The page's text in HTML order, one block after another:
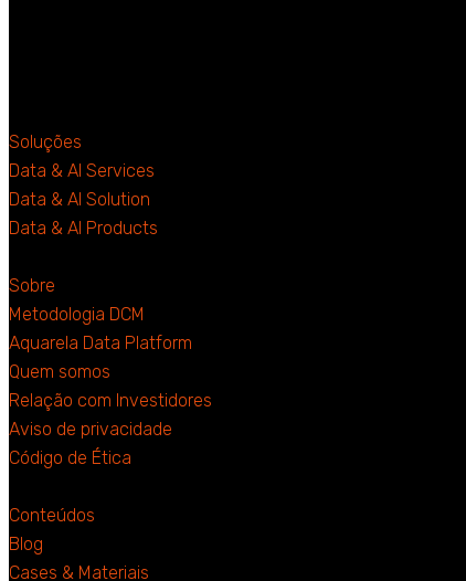
Soluções
Data & AI Services
Data & AI Solution
Data & AI Products
Sobre
Metodologia DCM
Aquarela Data Platform
Quem somos
Relação com Investidores
Aviso de privacidade
Código de Ética
Conteúdos
Blog
Cases & Materiais